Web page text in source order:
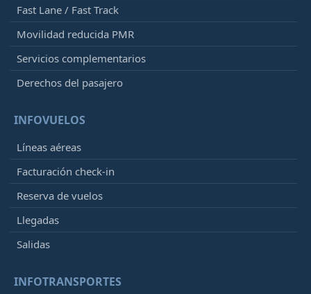
Fast Lane / Fast Track
Movilidad reducida PMR
Servicios complementarios
Derechos del pasajero
INFOVUELOS
Líneas aéreas
Facturación check-in
Reserva de vuelos
Llegadas
Salidas
INFOTRANSPORTES